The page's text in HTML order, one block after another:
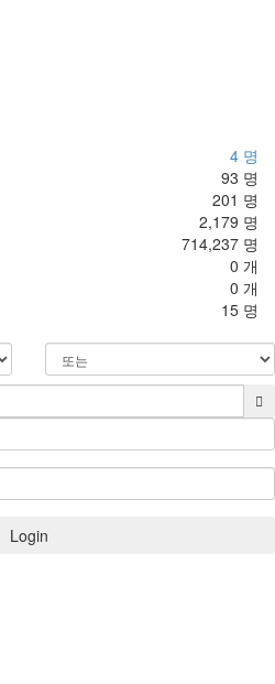
4 명
93 명
201 명
2,179 명
714,237 명
0 개
0 개
15 명
Login